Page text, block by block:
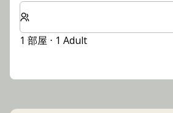
客室数と宿泊人数をお選びください
1 部屋 ⋅ 1 Adult